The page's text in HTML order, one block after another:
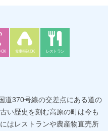
OK 食事持込OK レストラン
道370号線の交差点にある道の
い歴史を刻む高原の町は今も
はレストランや農産物直売所